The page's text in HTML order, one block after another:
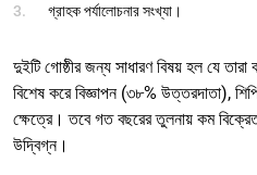
গ্রাহক পর্যালোচনার সংখ্যা।
দুইটি গোষ্ঠীর জন্য সাধারণ বিষয় হল যে
বিশেষ করে বিজ্ঞাপন (৩৮% উত্তরদাতা),
ক্ষেত্রে। তবে গত বছরের তুলনায় কম
উদ্বিগ্ন।